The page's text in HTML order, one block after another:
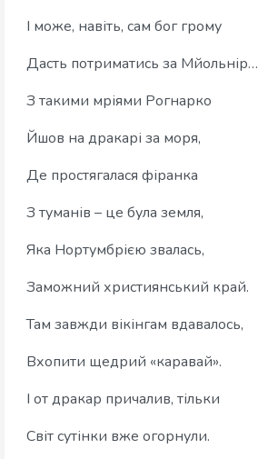
І може, навіть, сам бог грому
Дасть потриматись за Мйольнір…
З такими мріями Рогнарко
Йшов на дракарі за моря,
Де простягалася фіранка
З туманів – це була земля,
Яка Нортумбрією звалась,
Заможний християнський край.
Там завжди вікінгам вдавалось,
Вхопити щедрий «каравай».
І от дракар причалив, тільки
Світ сутінки вже огорнули.